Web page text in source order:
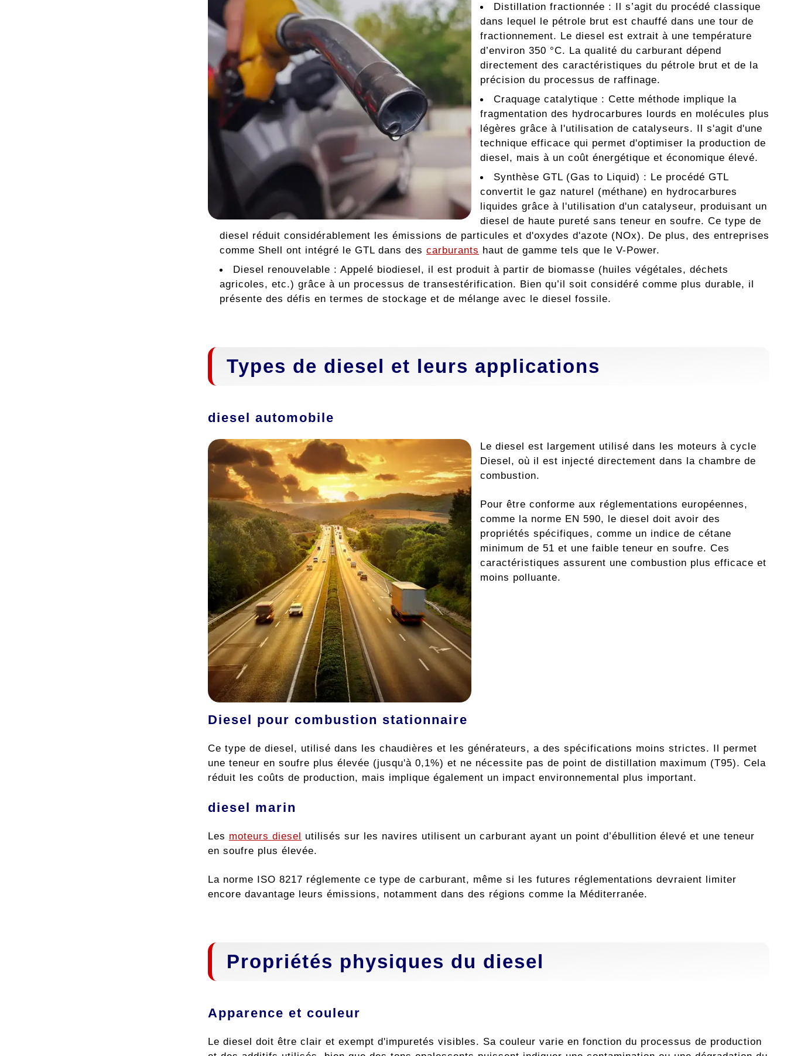
Distillation fractionnée : Il s’agit du procédé classique
dans lequel le pétrole brut est chauffé dans une tour de
fractionnement. Le diesel est extrait à une température
d’environ 350 °C. La qualité du carburant dépend
directement des caractéristiques du pétrole brut et de la
précision du processus de raffinage.
Craquage catalytique : Cette méthode implique la
fragmentation des hydrocarbures lourds en molécules plus
légères grâce à l'utilisation de catalyseurs. Il s'agit d'une
technique efficace qui permet d'optimiser la production de
diesel, mais à un coût énergétique et économique élevé.
Synthèse GTL (Gas to Liquid) : Le procédé GTL
convertit le gaz naturel (méthane) en hydrocarbures
liquides grâce à l'utilisation d'un catalyseur, produisant un
diesel de haute pureté sans teneur en soufre. Ce type de
diesel réduit considérablement les émissions de particules et d'oxydes d'azote (NOx). De plus, des entreprises
comme Shell ont intégré le GTL dans des carburants haut de gamme tels que le V-Power.
Diesel renouvelable : Appelé biodiesel, il est produit à partir de biomasse (huiles végétales, déchets
agricoles, etc.) grâce à un processus de transestérification. Bien qu’il soit considéré comme plus durable, il
présente des défis en termes de stockage et de mélange avec le diesel fossile.
Types de diesel et leurs applications
diesel automobile
Le diesel est largement utilisé dans les moteurs à cycle
Diesel, où il est injecté directement dans la chambre de
combustion.
Pour être conforme aux réglementations européennes,
comme la norme EN 590, le diesel doit avoir des
propriétés spécifiques, comme un indice de cétane
minimum de 51 et une faible teneur en soufre. Ces
caractéristiques assurent une combustion plus efficace et
moins polluante.
Diesel pour combustion stationnaire
Ce type de diesel, utilisé dans les chaudières et les générateurs, a des spécifications moins strictes. Il permet
une teneur en soufre plus élevée (jusqu'à 0,1%) et ne nécessite pas de point de distillation maximum (T95). Cela
réduit les coûts de production, mais implique également un impact environnemental plus important.
diesel marin
Les moteurs diesel utilisés sur les navires utilisent un carburant ayant un point d’ébullition élevé et une teneur
en soufre plus élevée.
La norme ISO 8217 réglemente ce type de carburant, même si les futures réglementations devraient limiter
encore davantage leurs émissions, notamment dans des régions comme la Méditerranée.
Propriétés physiques du diesel
Apparence et couleur
Le diesel doit être clair et exempt d'impuretés visibles. Sa couleur varie en fonction du processus de production